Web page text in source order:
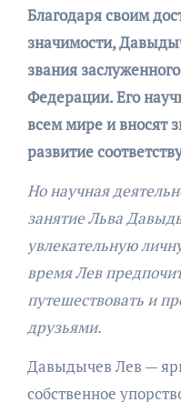
Благодаря своим
значимости,
звания
Федерации. Его
всем мире и вносят
развитие
Но научная
занятие Льва
увлекательную
время Лев
путешествовать и
друзьями.
Давыдычев Лев —
собственное